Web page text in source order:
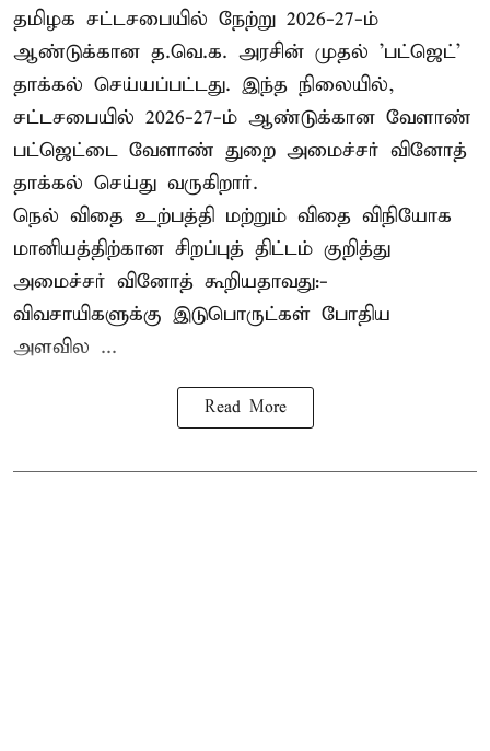
தமிழக சட்டசபையில் நேற்று 2026-27-ம்
ஆண்டுக்கான த.வெ.க. அரசின் முதல் 'பட்ஜெட்'
தாக்கல் செய்யப்பட்டது. இந்த நிலையில்,
சட்டசபையில் 2026-27-ம் ஆண்டுக்கான வேளாண்
பட்ஜெட்டை வேளாண் துறை அமைச்சர் வினோத்
தாக்கல் செய்து வருகிறார்.
நெல் விதை உற்பத்தி மற்றும் விதை விநியோக
மானியத்திற்கான சிறப்புத் திட்டம் குறித்து
அமைச்சர் வினோத் கூறியதாவது:-
விவசாயிகளுக்கு இடுபொருட்கள் போதிய
அளவில ...
Read More